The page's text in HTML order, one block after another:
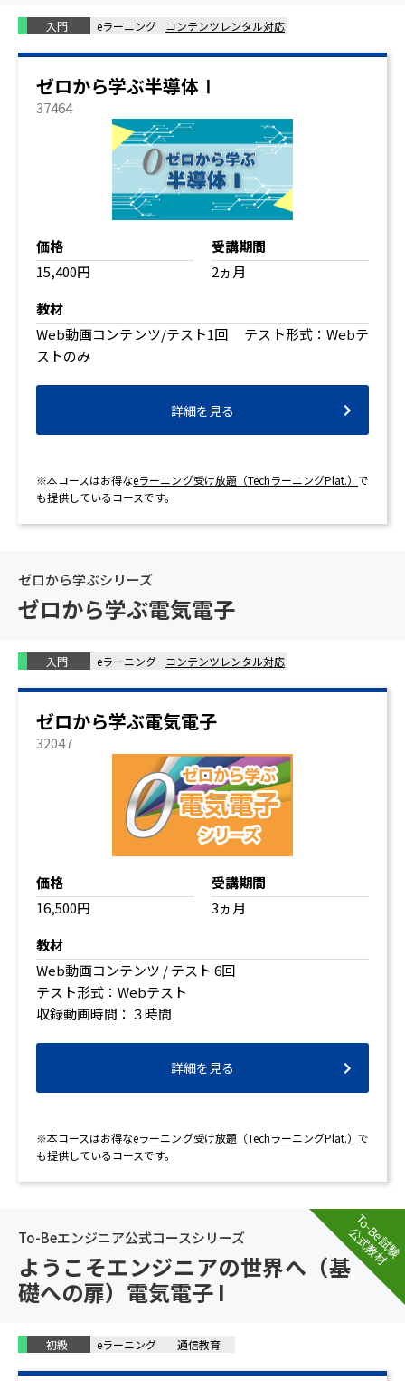
入門 eラーニング コンテンツレンタル対応
ゼロから学ぶ半導体Ⅰ
37464
価格
15,400円
受講期間
2ヵ月
教材
Web動画コンテンツ/テスト1回 テスト形式：Webテ
ストのみ
詳細を見る
※本コースはお得なeラーニング受け放題（TechラーニングPlat.）で
も提供しているコースです。
ゼロから学ぶシリーズ
ゼロから学ぶ電気電子
入門 eラーニング コンテンツレンタル対応
ゼロから学ぶ電気電子
32047
価格
16,500円
受講期間
3ヵ月
教材
Web動画コンテンツ / テスト 6回
テスト形式：Webテスト
収録動画時間：３時間
詳細を見る
※本コースはお得なeラーニング受け放題（TechラーニングPlat.）で
も提供しているコースです。
To-Beエンジニア公式コースシリーズ
ようこそエンジニアの世界へ（基
礎への扉）電気電子 I
To-Be試験
公式教材
初級 eラーニング 通信教育